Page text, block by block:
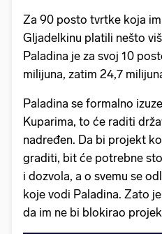
Za 90 posto tvrtke koja
Gljadelkinu platili nešto
Paladina je za svoj 10
milijuna, zatim 24,7
Paladina se formalno
Kuparima, to će raditi
nadređen. Da bi projekt
graditi, bit će potrebne
i dozvola, a o svemu se
koje vodi Paladina. Zato
da im ne bi blokirao